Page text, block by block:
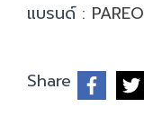
แบรนด์ : PAREO
Share